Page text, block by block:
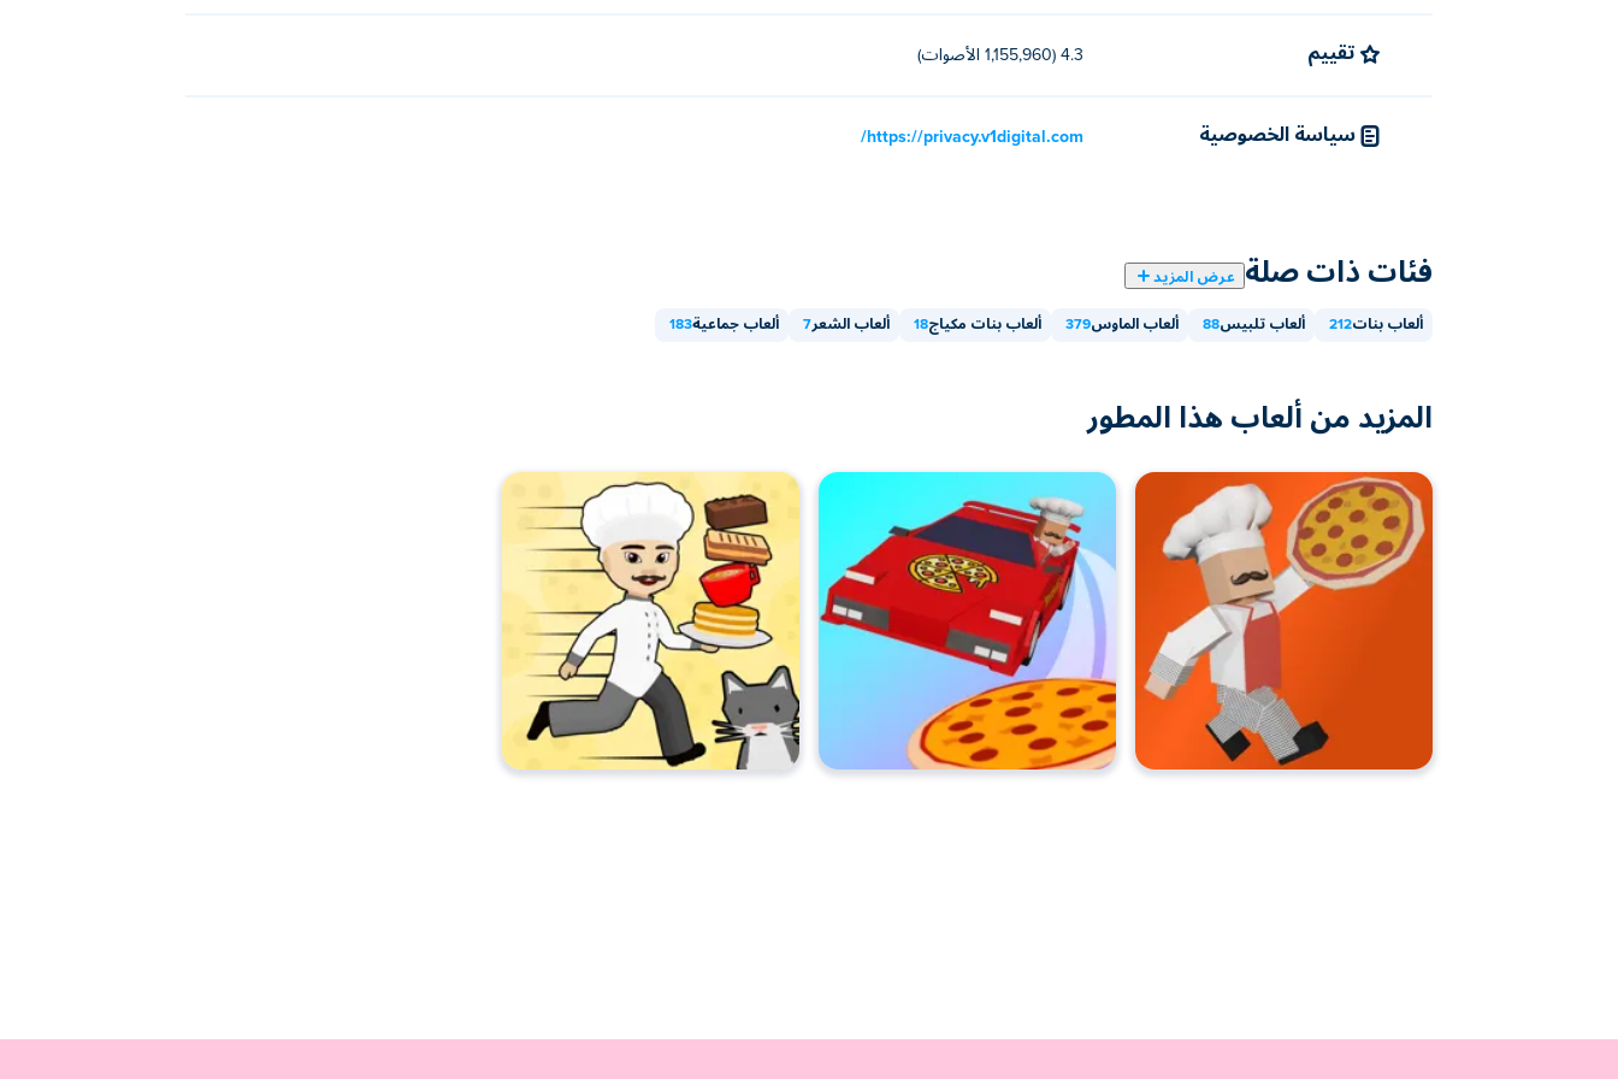
تقييم 4.3 (1,155,960 الأصوات)
سياسة الخصوصية https://privacy.v1digital.com/
فئات ذات صلة عرض المزيد
ألعاب بنات212 ألعاب تلبيس88 ألعاب الماوس379 ألعاب بنات مكياج18 ألعاب الشعر7 ألعاب جماعية183
المزيد من ألعاب هذا المطور